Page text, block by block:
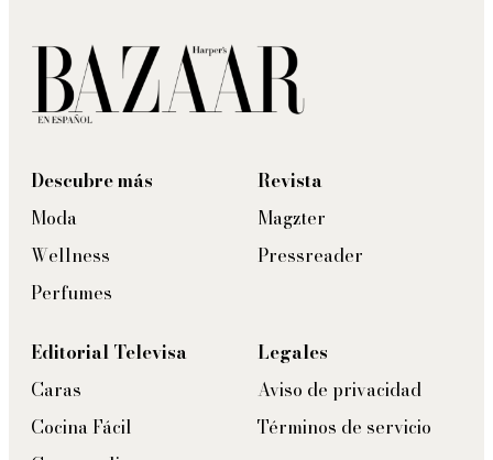
Descubre más
Moda
Wellness
Perfumes
Revista
Magzter
Pressreader
Editorial Televisa
Caras
Cocina Fácil
Legales
Aviso de privacidad
Términos de servicio